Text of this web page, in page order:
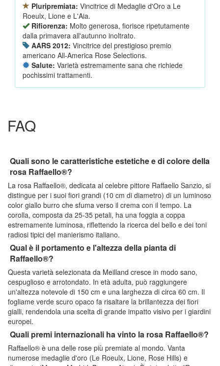
Pluripremiata: Vincitrice di Medaglie d'Oro a Le
Roeulx, Lione e L'Aia.
Rifiorenza: Molto generosa, fiorisce ripetutamente
dalla primavera all'autunno inoltrato.
AARS 2012: Vincitrice del prestigioso premio
americano All-America Rose Selections.
Salute: Varietà estremamente sana che richiede
pochissimi trattamenti.
FAQ
Quali sono le caratteristiche estetiche e di colore della
rosa Raffaello®?
La rosa Raffaello®, dedicata al celebre pittore Raffaello Sanzio, si
distingue per i suoi fiori grandi (10 cm di diametro) di un luminoso
color giallo burro che sfuma verso il crema con il tempo. La
corolla, composta da 25-35 petali, ha una foggia a coppa
estremamente luminosa, riflettendo la ricerca del bello e dei toni
radiosi tipici del manierismo italiano.
Qual è il portamento e l'altezza della pianta di
Raffaello®?
Questa varietà selezionata da Meilland cresce in modo sano,
cespuglioso e arrotondato. In età adulta, può raggiungere
un'altezza notevole di 150 cm e una larghezza di circa 60 cm. Il
fogliame verde scuro opaco fa risaltare la brillantezza dei fiori
gialli, rendendola una scelta di grande impatto visivo per i giardini
europei.
Quali premi internazionali ha vinto la rosa Raffaello®?
Raffaello® è una delle rose più premiate al mondo. Vanta
numerose medaglie d'oro (Le Roeulx, Lione, Rose Hills) e